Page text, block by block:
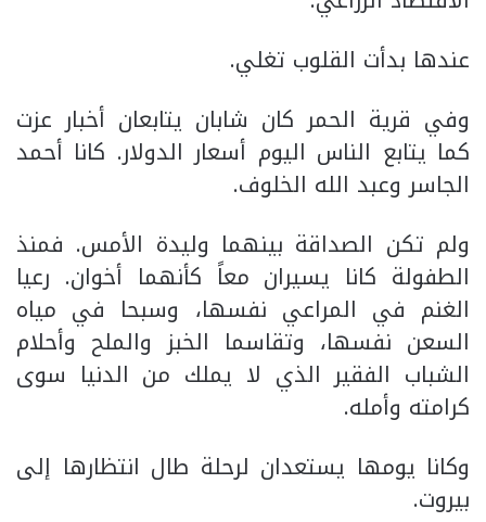
عندها بدأت القلوب تغلي.
وفي قرية الحمر كان شابان يتابعان أخبار عزت
كما يتابع الناس اليوم أسعار الدولار. كانا أحمد
الجاسر وعبد الله الخلوف.
ولم تكن الصداقة بينهما وليدة الأمس. فمنذ
الطفولة كانا يسيران معاً كأنهما أخوان. رعيا
الغنم في المراعي نفسها، وسبحا في مياه
السعن نفسها، وتقاسما الخبز والملح وأحلام
الشباب الفقير الذي لا يملك من الدنيا سوى
كرامته وأمله.
وكانا يومها يستعدان لرحلة طال انتظارها إلى
بيروت.